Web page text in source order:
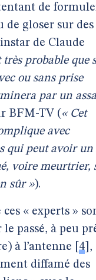
de
de gloser sur des
de Claude
très probable que
ou sans prise
par un
BFM-TV ( « Cet
avec
qui peut avoir un
voire meurtrier,
sûr »).
« experts »
passé, à peu
à l’antenne
4 ,
diffamé des